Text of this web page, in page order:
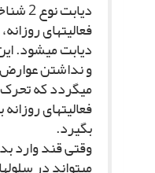
فعالیت‏هاى
دیابت مى‏شود.
و نداشتن
مى‏گردد که تحرک
فعالیت‏هاى
بگیرد.
وقتى قند وارد